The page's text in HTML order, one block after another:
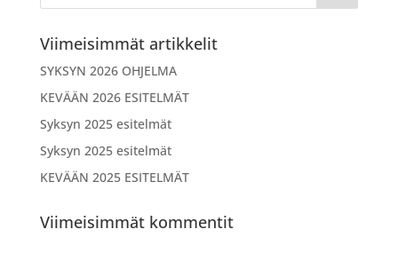
Viimeisimmät artikkelit
SYKSYN 2026 OHJELMA
KEVÄÄN 2026 ESITELMÄT
Syksyn 2025 esitelmät
Syksyn 2025 esitelmät
KEVÄÄN 2025 ESITELMÄT
Viimeisimmät kommentit